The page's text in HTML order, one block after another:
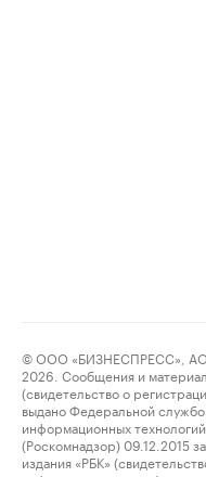
© ООО «БИЗНЕСПРЕСС»,
2026. Сообщения и
(свидетельство о
выдано Федеральной
информационных
(Роскомнадзор) 09.12.2015
издания «РБК»